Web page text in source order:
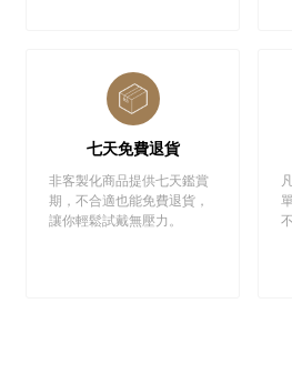
七天免費退貨
非客製化商品提供七天鑑賞
期，不合適也能免費退貨，
讓你輕鬆試戴無壓力。